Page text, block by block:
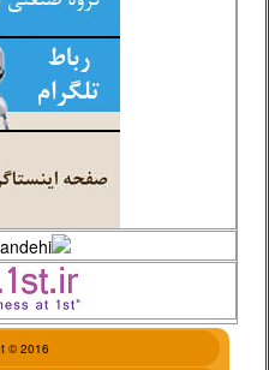
© 2016